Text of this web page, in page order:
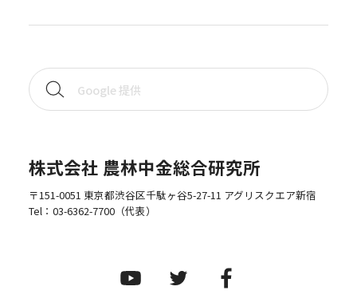
株式会社 農林中金総合研究所
〒151-0051 東京都渋谷区千駄ヶ谷5-27-11 アグリスクエア新宿
Tel： 03-6362-7700（代表）